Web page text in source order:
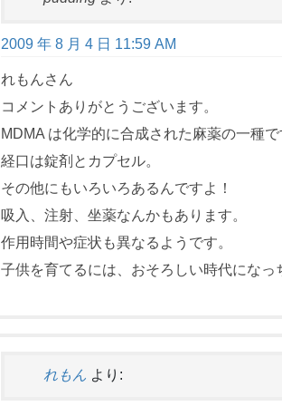
2009 年 8 月 4 日 11:59 AM
れもんさん
コメントありがとうございます。
MDMA は化学的に合成された麻薬の一種で
経口は錠剤とカプセル。
その他にもいろいろあるんですよ！
吸入、注射、坐薬なんかもあります。
作用時間や症状も異なるようです。
子供を育てるには、おそろしい時代になっ
れもん より: